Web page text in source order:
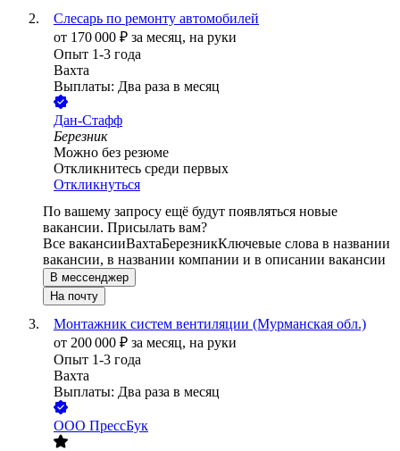
Слесарь по ремонту автомобилей
от 170 000 ₽ за месяц, на руки
Опыт 1-3 года
Вахта
Выплаты: Два раза в месяц
Дан-Стафф
Березник
Можно без резюме
Откликнитесь среди первых
Откликнуться
По вашему запросу ещё будут появляться новые
вакансии. Присылать вам?
Все вакансииВахтаБерезникКлючевые слова в названии
вакансии, в названии компании и в описании вакансии
В мессенджер
На почту
Монтажник систем вентиляции (Мурманская обл.)
от 200 000 ₽ за месяц, на руки
Опыт 1-3 года
Вахта
Выплаты: Два раза в месяц
ООО ПрессБук